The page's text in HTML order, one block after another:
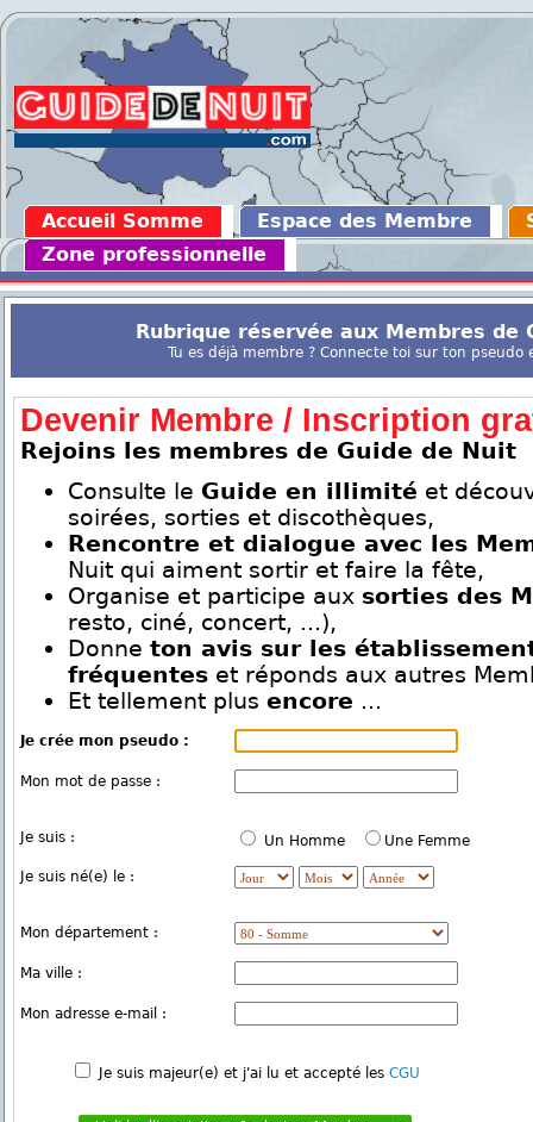
Accueil Somme Espace des Membre
Zone professionnelle
Rubrique réservée aux Membres de
Tu es déjà membre ? Connecte toi sur ton pseudo
Devenir Membre / Inscription
Rejoins les membres de Guide de Nuit
Consulte le Guide en illimité et
soirées, sorties et discothèques,
Rencontre et dialogue avec les
Nuit qui aiment sortir et faire la fête,
Organise et participe aux sorties des
resto, ciné, concert, ...),
Donne ton avis sur les
fréquentes et réponds aux autres
Et tellement plus encore ...
Je crée mon pseudo :
Mon mot de passe :
Je suis : Un Homme Une Femme
Je suis né(e) le :
Mon département :
Ma ville :
Mon adresse e-mail :
Je suis majeur(e) et j'ai lu et accepté les CGU